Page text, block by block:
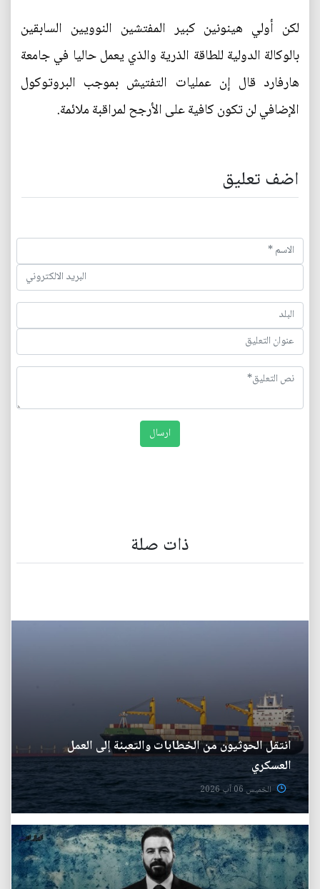
لكن أولي هينونين كبير المفتشين النوويين السابقين
بالوكالة الدولية للطاقة الذرية والذي يعمل حاليا في جامعة
هارفارد قال إن عمليات التفتيش بموجب البروتوكول
الإضافي لن تكون كافية على الأرجح لمراقبة ملائمة.
اضف تعليق
ذات صلة
انتقل الحوثيون من الخطابات والتعبئة إلى العمل
العسكري
الخميس 06 آب 2026